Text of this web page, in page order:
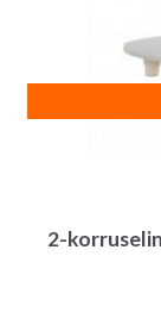
2-